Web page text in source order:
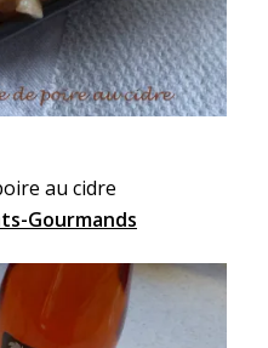
au cidre
Gourmands